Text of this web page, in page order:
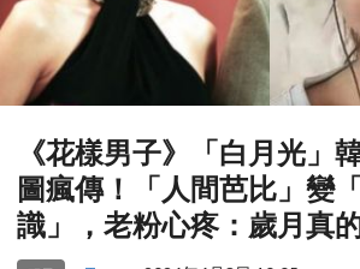
《花樣男子》「白月光」
圖瘋傳！「人間芭比」變
識」，老粉心疼：歲月真